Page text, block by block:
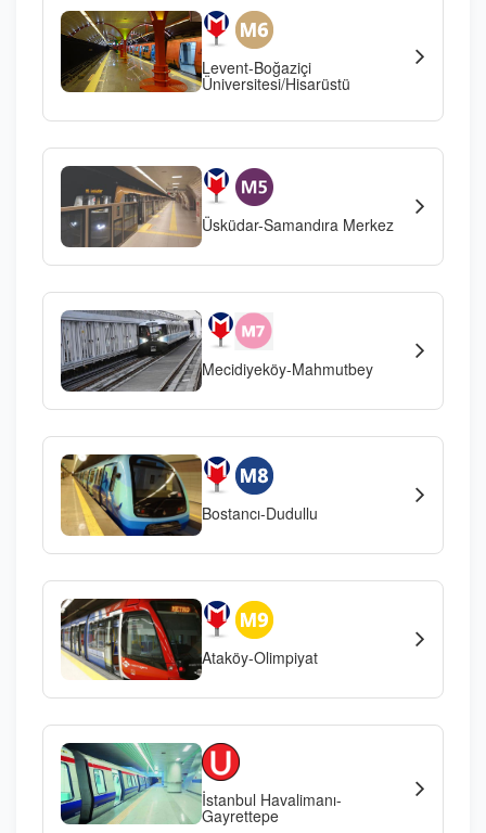
Levent-Boğaziçi
Üniversitesi/Hisarüstü
Üsküdar-Samandıra Merkez
Mecidiyeköy-Mahmutbey
Bostancı-Dudullu
Ataköy-Olimpiyat
İstanbul Havalimanı-
Gayrettepe